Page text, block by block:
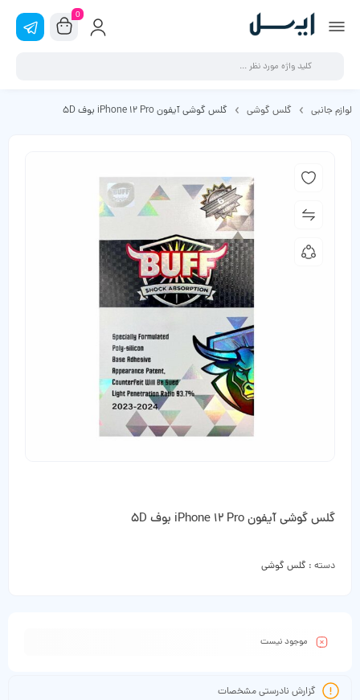
0
لوازم جانبی گلس گوشی گلس گوشی آیفون iPhone 12 Pro بوف 5D
گلس گوشی آیفون iPhone 12 Pro بوف 5D
دسته : گلس گوشی
موجود نیست
گزارش نادرستی مشخصات